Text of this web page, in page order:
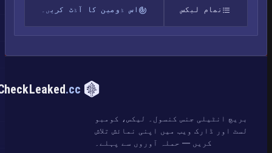
تمام لیکس اس ڈومین کا آڈٹ کریں۔
CheckLeaked.cc
بریچ انٹیلی جنس کنسول۔ لیکس، کومبو
لسٹ اور ڈارک ویب میں اپنی نمائش تلاش
کریں — حملہ آوروں سے پہلے۔